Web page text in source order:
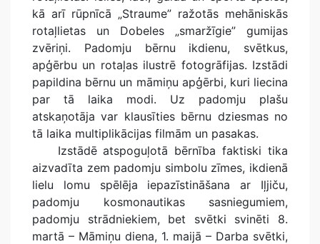
kā arī rūpnīcā „Straume” ražotās mehāniskās
rotaļlietas un Dobeles „smaržīgie” gumijas
zvēriņi. Padomju bērnu ikdienu, svētkus,
apģērbu un rotaļas ilustrē fotogrāfijas. Izstādi
papildina bērnu un māmiņu apģērbi, kuri liecina
par tā laika modi. Uz padomju plašu
atskaņotāja var klausīties bērnu dziesmas no
tā laika multiplikācijas filmām un pasakas.
Izstādē atspoguļotā bērnība faktiski tika
aizvadīta zem padomju simbolu zīmes, ikdienā
lielu lomu spēlēja iepazīstināšana ar Iļjiču,
padomju kosmonautikas sasniegumiem,
padomju strādniekiem, bet svētki svinēti 8.
martā – Māmiņu diena, 1. maijā – Darba svētki,